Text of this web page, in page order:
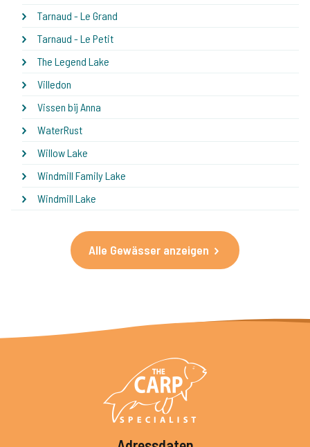
Tarnaud - Le Grand
Tarnaud - Le Petit
The Legend Lake
Villedon
Vissen bij Anna
WaterRust
Willow Lake
Windmill Family Lake
Windmill Lake
Alle Gewässer anzeigen